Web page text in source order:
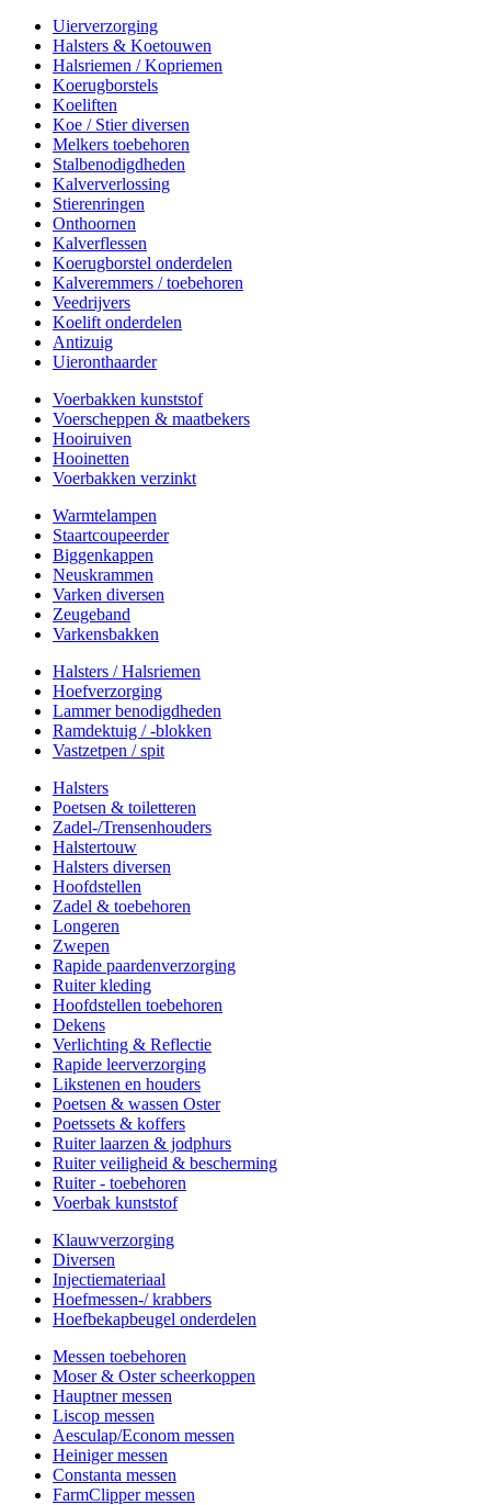
Uierverzorging
Halsters & Koetouwen
Halsriemen / Kopriemen
Koerugborstels
Koeliften
Koe / Stier diversen
Melkers toebehoren
Stalbenodigdheden
Kalververlossing
Stierenringen
Onthoornen
Kalverflessen
Koerugborstel onderdelen
Kalveremmers / toebehoren
Veedrijvers
Koelift onderdelen
Antizuig
Uieronthaarder
Voerbakken kunststof
Voerscheppen & maatbekers
Hooiruiven
Hooinetten
Voerbakken verzinkt
Warmtelampen
Staartcoupeerder
Biggenkappen
Neuskrammen
Varken diversen
Zeugeband
Varkensbakken
Halsters / Halsriemen
Hoefverzorging
Lammer benodigdheden
Ramdektuig / -blokken
Vastzetpen / spit
Halsters
Poetsen & toiletteren
Zadel-/Trensenhouders
Halstertouw
Halsters diversen
Hoofdstellen
Zadel & toebehoren
Longeren
Zwepen
Rapide paardenverzorging
Ruiter kleding
Hoofdstellen toebehoren
Dekens
Verlichting & Reflectie
Rapide leerverzorging
Likstenen en houders
Poetsen & wassen Oster
Poetssets & koffers
Ruiter laarzen & jodphurs
Ruiter veiligheid & bescherming
Ruiter - toebehoren
Voerbak kunststof
Klauwverzorging
Diversen
Injectiemateriaal
Hoefmessen-/ krabbers
Hoefbekapbeugel onderdelen
Messen toebehoren
Moser & Oster scheerkoppen
Hauptner messen
Liscop messen
Aesculap/Econom messen
Heiniger messen
Constanta messen
FarmClipper messen